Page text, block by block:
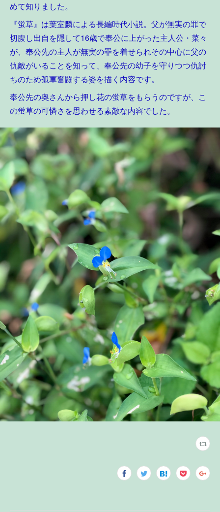
めて知りました。
『蛍草』は葉室麟による長編時代小説。父が無実の罪で
切腹し出自を隠して16歳で奉公に上がった主人公・菜々
が、奉公先の主人が無実の罪を着せられその中心に父の
仇敵がいることを知って、奉公先の幼子を守りつつ仇討
ちのため孤軍奮闘する姿を描く内容です。
奉公先の奥さんから押し花の蛍草をもらうのですが、こ
の蛍草の可憐さを思わせる素敵な内容でした。